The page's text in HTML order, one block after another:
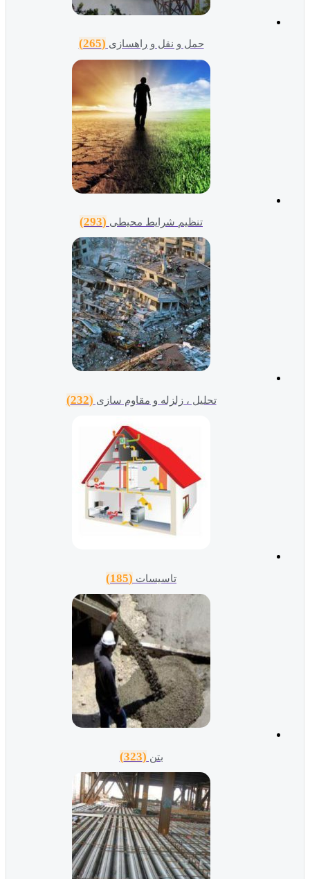
حمل و نقل و راهسازی (265)
تنظیم شرایط محیطی (293)
تحلیل ، زلزله و مقاوم سازی (232)
تاسیسات (185)
بتن (323)